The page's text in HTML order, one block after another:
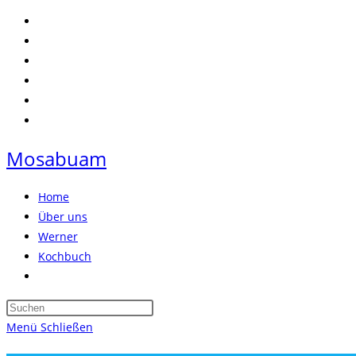
Zum
Inhalt
springen
Mosabuam
Home
Über uns
Werner
Kochbuch
umschalten
Press
Menü Schließen